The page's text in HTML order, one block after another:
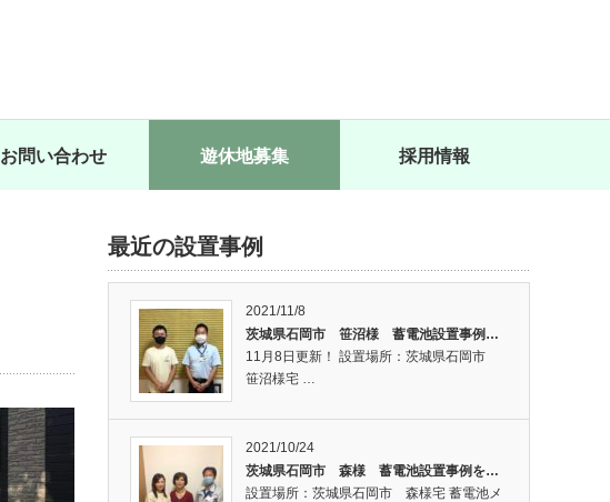
お問い合わせ 遊休地募集 採用情報
最近の設置事例
2021/11/8
茨城県石岡市 笹沼様 蓄電池設置事例…
11月8日更新！ 設置場所：茨城県石岡市
笹沼様宅 …
2021/10/24
茨城県石岡市 森様 蓄電池設置事例を…
設置場所：茨城県石岡市 森様宅 蓄電池メ